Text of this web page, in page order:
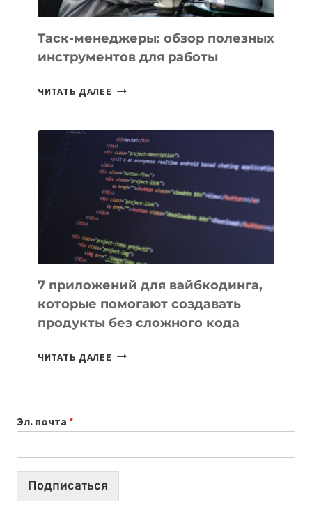
УЖЕ
СЕГОДНЯ
Таск-менеджеры: обзор полезных
инструментов для работы
ЧИТАТЬ ДАЛЕЕ ТАСК-
ПОЛЕЗНЫХ
ИНСТРУМЕНТОВ
ДЛЯ
РАБОТЫ
7 приложений для вайбкодинга,
которые помогают создавать
продукты без сложного кода
ЧИТАТЬ ДАЛЕЕ 7
СОЗДАВАТЬ
ПРОДУКТЫ
Эл. почта *
Подписаться